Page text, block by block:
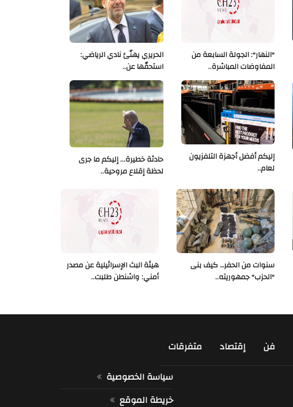
الحريري يهنّئ نادي الرياضي:
استحقّها عن..
"النهار": الجولة السابعة من
المفاوضات المباشرة..
حادثة خطيرة... إليكم ما جرى
لحظة إقلاع مروحية..
إليكم أفضل أجهزة التلفزيون
لعام..
هيئة البث الإسرائيلية عن مصدر
أمني: واشنطن طلبت..
سنوات من الحفر… كيف بنى
"الحزب" جمهوريته..
متفرقات إقتصاد فن
سياسة الخصوصية
خريطة الموقع